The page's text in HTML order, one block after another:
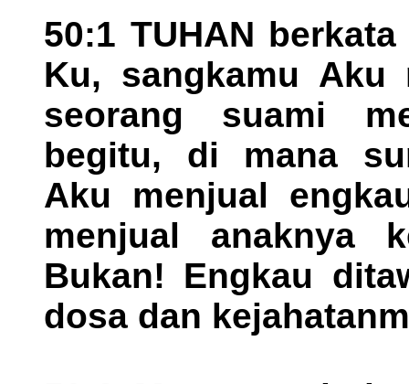
50:1 TUHAN
Ku, sangkamu Aku
seorang suami
begitu, di mana
Aku menjual
menjual anaknya
Bukan! Engkau
dosa dan